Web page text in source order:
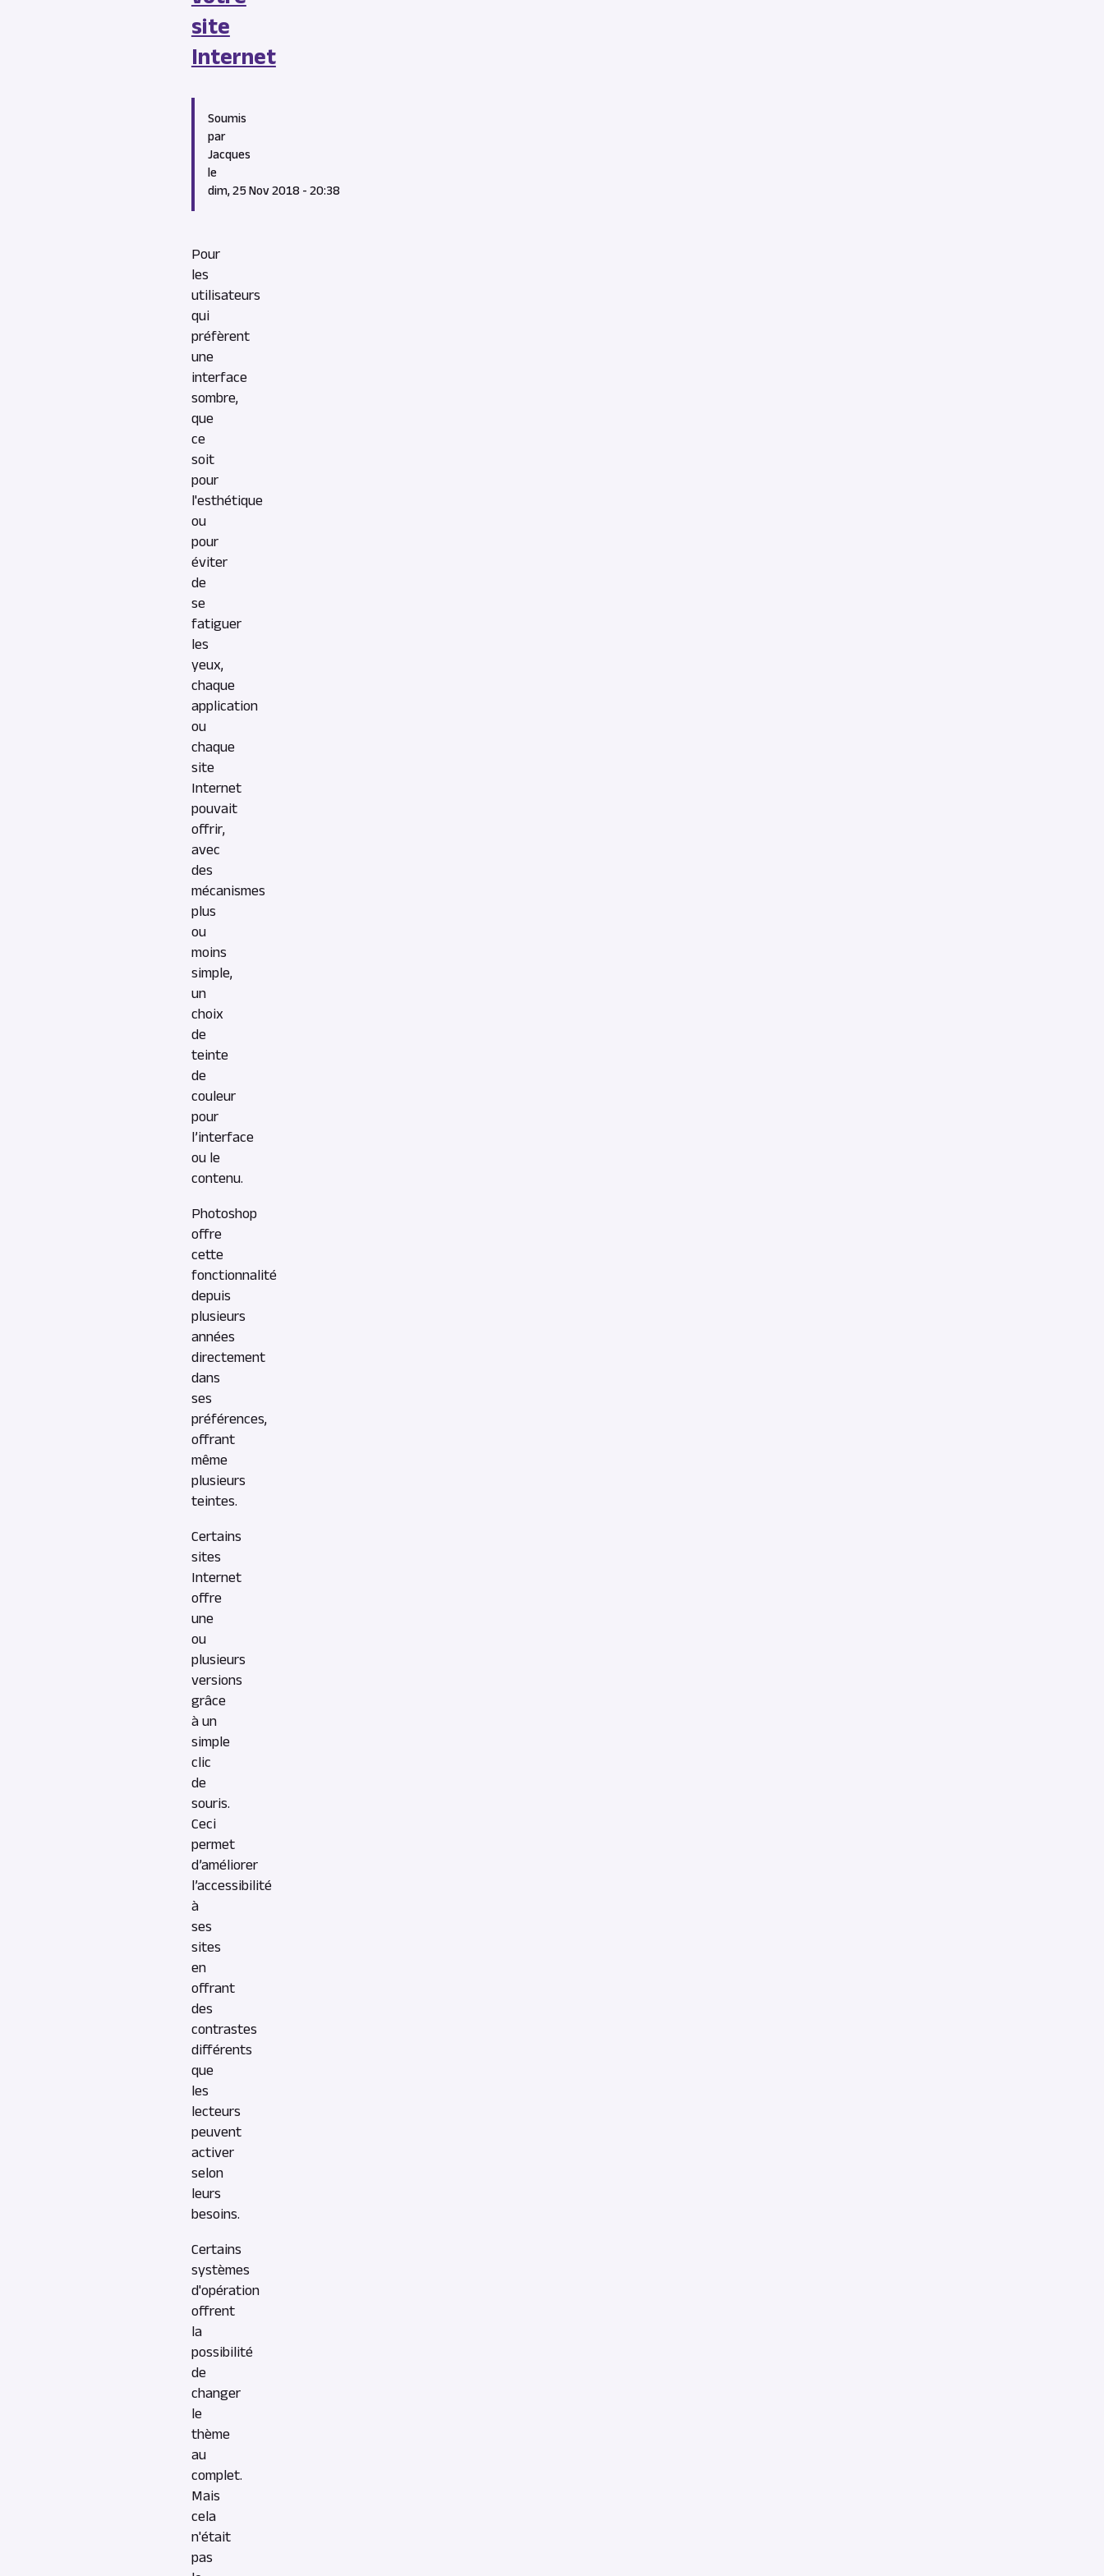
site
Internet
Soumis
par
Jacques
le
dim, 25 Nov 2018 - 20:38
Content
Pour
les
utilisateurs
qui
préfèrent
une
interface
sombre,
que
ce
soit
pour
l'esthétique
ou
pour
éviter
de
se
fatiguer
les
yeux,
chaque
application
ou
chaque
site
Internet
pouvait
offrir,
avec
des
mécanismes
plus
ou
moins
simple,
un
choix
de
teinte
de
couleur
pour
l’interface
ou le
contenu.
Photoshop
offre
cette
fonctionnalité
depuis
plusieurs
années
directement
dans
ses
préférences,
offrant
même
plusieurs
teintes.
Certains
sites
Internet
offre
une
ou
plusieurs
versions
grâce
à un
simple
clic
de
souris.
Ceci
permet
d’améliorer
l’accessibilité
à
ses
sites
en
offrant
des
contrastes
différents
que
les
lecteurs
peuvent
activer
selon
leurs
besoins.
Certains
systèmes
d'opération
offrent
la
possibilité
de
changer
le
thème
au
complet.
Mais
cela
n'était
pas